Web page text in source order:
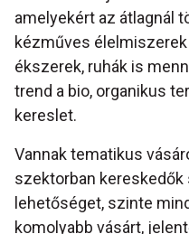
amelyekért az átlagnál
kézműves
ékszerek, ruhák is
trend a bio, organikus
kereslet.
Vannak tematikus
szektorban
lehetőséget, szinte
komolyabb vásárt,